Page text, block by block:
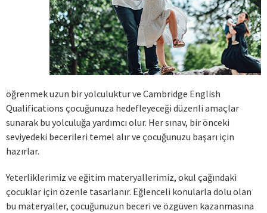
öğrenmek uzun bir yolculuktur ve Cambridge English
Qualifications çocuğunuza hedefleyeceği düzenli amaçlar
sunarak bu yolculuğa yardımcı olur. Her sınav, bir önceki
seviyedeki becerileri temel alır ve çocuğunuzu başarı için
hazırlar.
Yeterliklerimiz ve eğitim materyallerimiz, okul çağındaki
çocuklar için özenle tasarlanır. Eğlenceli konularla dolu olan
bu materyaller, çocuğunuzun beceri ve özgüven kazanmasına